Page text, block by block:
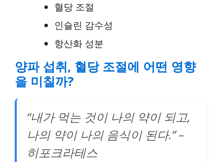
혈당 조절
인슐린 감수성
항산화 성분
양파 섭취, 혈당 조절에 어떤 영향
을 미칠까?
“내가 먹는 것이 나의 약이 되고,
나의 약이 나의 음식이 된다.” –
히포크라테스